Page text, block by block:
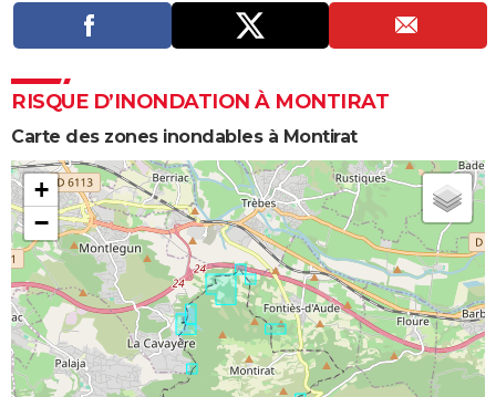
RISQUE D’INONDATION À MONTIRAT
Carte des zones inondables à Montirat
+
−